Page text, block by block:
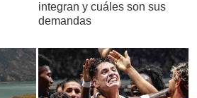
integran y cuáles son sus
demandas